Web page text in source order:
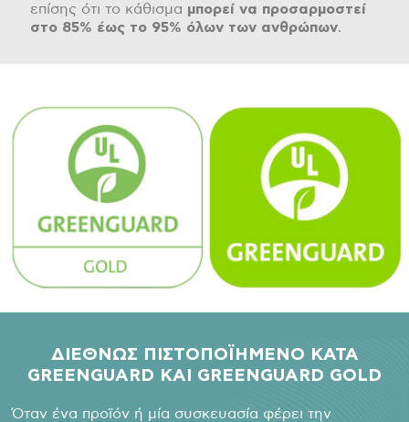
επίσης ότι το κάθισμα μπορεί να προσαρμοστεί
στο 85% έως το 95% όλων των ανθρώπων.
ΔΙΕΘΝΩΣ ΠΙΣΤΟΠΟΪΗΜΕΝΟ ΚΑΤΑ
GREENGUARD
ΚΑΙ GREENGUARD GOLD
Όταν ένα προϊόν ή μία συσκευασία φέρει την